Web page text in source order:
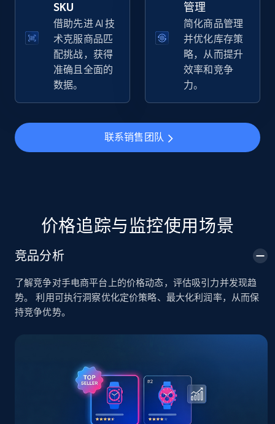
Walmart - products - Discover products by
using sku numbers
URL, Final price, Sku, Currency, Gtin,
Specifications, Image urls, Top reviews, and
URL, Title, Available, Description, Currency, Initial
TikTok Shop - category
price, Final price, Discount percent, and more.
668+ 立即开始
SKU
借助先进 AI 技
术克服商品匹
配挑战，获得
准确且全面的
数据。
管理
简化商品管理
并优化库存策
略，从而提升
效率和竞争
力。
联系销售团队
价格追踪与监控使用场景
竞品分析
了解竞争对手电商平台上的价格动态，评估吸引力并发现趋
势。 利用可执行洞察优化定价策略、最大化利润率，从而保
持竞争优势。